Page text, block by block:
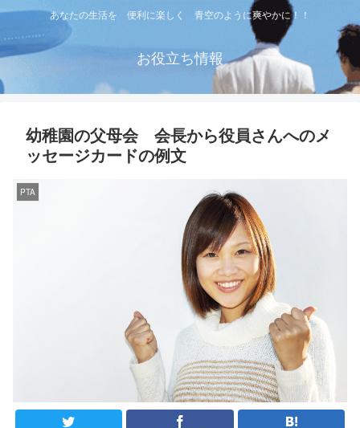
あなたの生活を 便利に楽しく 青空のように爽やかに！！
お役立ち情報
幼稚園の父母会 会長から役員さんへのメ
ッセージカードの例文
PTA